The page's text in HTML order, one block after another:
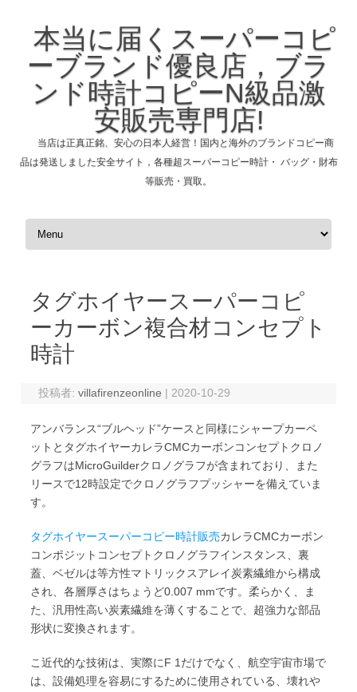
本当に届くスーパーコピ
ーブランド優良店，ブラ
ンド時計コピーN級品激
安販売専門店!
当店は正真正銘、安心の日本人経営！国内と海外のブランドコピー商
品は発送しました安全サイト，各種超スーパーコピー時計・ バッグ・財布
等販売・買取。
コンテンツへスキップ
タグホイヤースーパーコピ
ーカーボン複合材コンセプト
時計
投稿者:villafirenzeonline | 2020-10-29
アンバランス“ブルヘッド”ケースと同様にシャープカーペ
ットとタグホイヤーカレラCMCカーボンコンセプトクロノ
グラフはMicroGuilderクロノグラフが含まれており、また
リースで12時設定でクロノグラフプッシャーを備えていま
す。
タグホイヤースーパーコピー時計販売カレラCMCカーボン
コンポジットコンセプトクロノグラフインスタンス、裏
蓋、ベゼルは等方性マトリックスアレイ炭素繊維から構成
され、各層厚さはちょうど0.007 mmです。柔らかく、ま
た、汎用性高い炭素繊維を薄くすることで、超強力な部品
形状に変換されます。
こ近代的な技術は、実際にF 1だけでなく、航空宇宙市場で
は、設備処理を容易にするために使用されている、壊れや